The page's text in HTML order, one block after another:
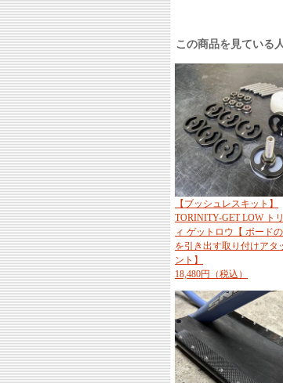
この商品を見ている
【ブッシュレスキット】
TORINITY-GET LOW ト
ィ ゲットロウ【 ボード
を引き出す取り付けアタ
ント】
18,480円（税込）